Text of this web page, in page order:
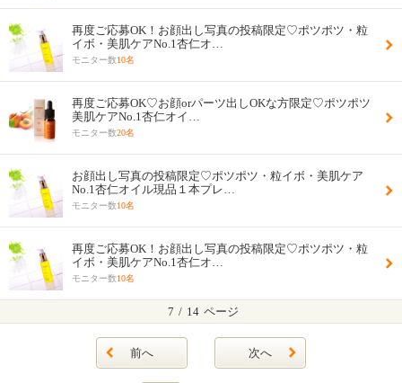
再度ご応募OK！お顔出し写真の投稿限定♡ポツポツ・粒
イボ・美肌ケアNo.1杏仁オ…
モニター数10名
再度ご応募OK♡お顔orパーツ出しOKな方限定♡ポツポツ
美肌ケアNo.1杏仁オイ…
モニター数20名
お顔出し写真の投稿限定♡ポツポツ・粒イボ・美肌ケア
No.1杏仁オイル現品１本プレ…
モニター数10名
再度ご応募OK！お顔出し写真の投稿限定♡ポツポツ・粒
イボ・美肌ケアNo.1杏仁オ…
モニター数10名
7 / 14 ページ
前へ 次へ